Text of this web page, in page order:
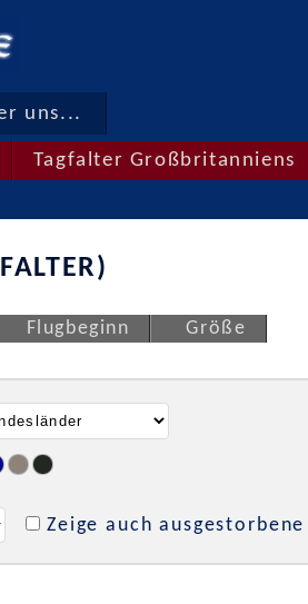
uns...
Tagfalter Großbritanniens
Flugbeginn Größe
Zeige auch